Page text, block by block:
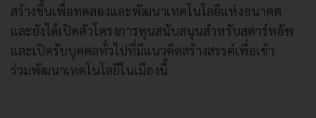
สร้างขึ้นเพื่อทดลองและพัฒนาเทคโนโลยีแห่งอนาคต
และยังได้เปิดตัวโครงการทุนสนับสนุนสำหรับสตาร์ทอัพ
และเปิดรับบุคคลทั่วไปที่มีแนวคิดสร้างสรรค์เพื่อเข้า
ร่วมพัฒนาเทคโนโลยีในเมืองนี้